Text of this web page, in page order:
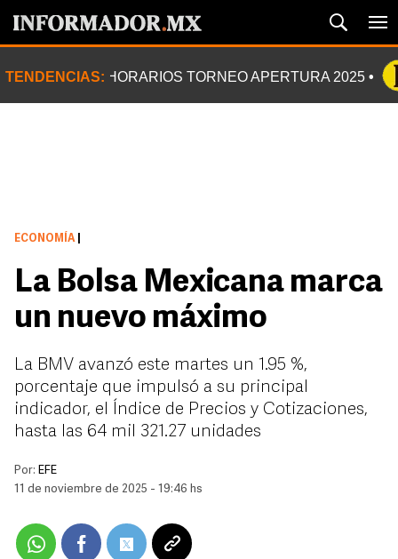
TENDENCIAS: HORARIOS TORNEO APERTURA 2025
ECONOMÍA
La Bolsa Mexicana marca
un nuevo máximo
La BMV avanzó este martes un 1.95 %,
porcentaje que impulsó a su principal
indicador, el Índice de Precios y Cotizaciones,
hasta las 64 mil 321.27 unidades
Por: EFE
11 de noviembre de 2025 - 19:46 hs